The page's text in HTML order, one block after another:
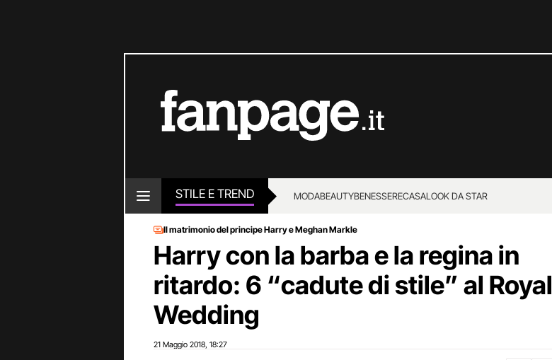
STILE E TREND MODABEAUTYBENESSERECASALOOK DA STAR
Il matrimonio del principe Harry e Meghan Markle
Harry con la barba e la regina in
ritardo: 6 “cadute di stile” al Royal
Wedding
21 Maggio 2018 18:27